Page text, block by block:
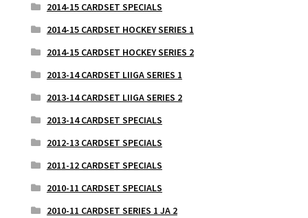
2014-15 CARDSET SPECIALS
2014-15 CARDSET HOCKEY SERIES 1
2014-15 CARDSET HOCKEY SERIES 2
2013-14 CARDSET LIIGA SERIES 1
2013-14 CARDSET LIIGA SERIES 2
2013-14 CARDSET SPECIALS
2012-13 CARDSET SPECIALS
2011-12 CARDSET SPECIALS
2010-11 CARDSET SPECIALS
2010-11 CARDSET SERIES 1 JA 2